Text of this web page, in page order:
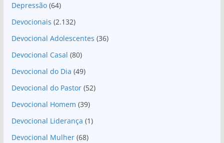
Depressão(64)
Devocionais (2.132)
Devocional Adolescentes (36)
Devocional Casal (80)
Devocional do Dia (49)
Devocional do Pastor(52)
Devocional Homem (39)
Devocional Liderança (1)
Devocional Mulher(68)